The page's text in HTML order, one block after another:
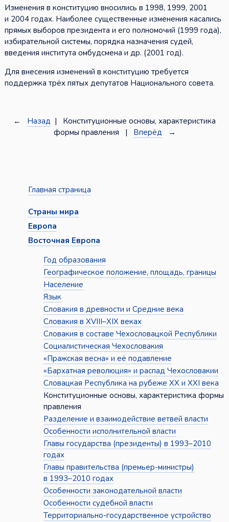
Изменения в конституцию вносились в 1998, 1999, 2001
и 2004 годах. Наиболее существенные изменения касались
прямых выборов президента и его полномочий (1999 года),
избирательной системы, порядка назначения судей,
введения института омбудсмена и др. (2001 год).
Для внесения изменений в конституцию требуется
поддержка трёх пятых депутатов Национального совета.
← Назад | Конституционные основы, характеристика
формы правления | Вперёд →
Главная страница
Страны мира
Европа
Восточная Европа
Год образования
Географическое положение, площадь, границы
Население
Язык
Словакия в древности и Средние века
Словакия в XVIII–XIX веках
Словакия в составе Чехословацкой Республики
Социалистическая Чехословакия
«Пражская весна» и её подавление
«Бархатная революция» и распад Чехословакии
Словацкая Республика на рубеже XX и XXI века
Конституционные основы, характеристика формы
правления
Разделение и взаимодействие ветвей власти
Особенности исполнительной власти
Главы государства (президенты) в 1993–2010
годах
Главы правительства (премьер-министры)
в 1993–2010 годах
Особенности законодательной власти
Особенности судебной власти
Территориально-государственное устройство